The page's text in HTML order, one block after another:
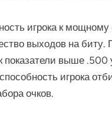
игрока к
выходов на
показатели выше
игрока
очков.